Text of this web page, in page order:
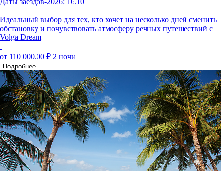
Даты заездов-2026: 16.10
Идеальный выбор для тех, кто хочет на несколько дней сменить
обстановку и почувствовать атмосферу речных путешествий с
Volga Dream
от 110 000.00 ₽ 2 ночи
Подробнее